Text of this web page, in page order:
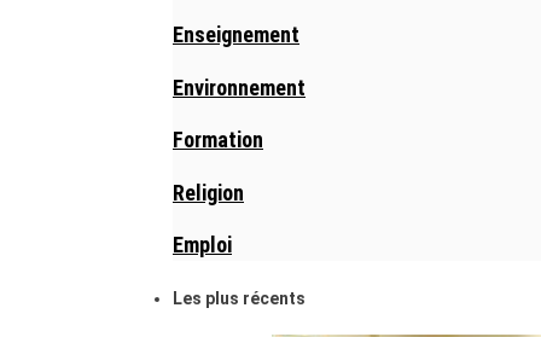
Enseignement
Environnement
Formation
Religion
Emploi
Les plus récents